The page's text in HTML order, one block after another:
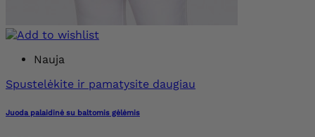
Nauja
Spustelėkite ir pamatysite daugiau
Juoda palaidinė su baltomis gėlėmis